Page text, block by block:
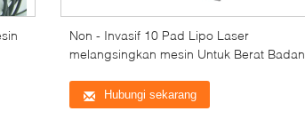
Non - Invasif 10 Pad Lipo Laser
melangsingkan mesin Untuk Berat Badan
Hubungi sekarang